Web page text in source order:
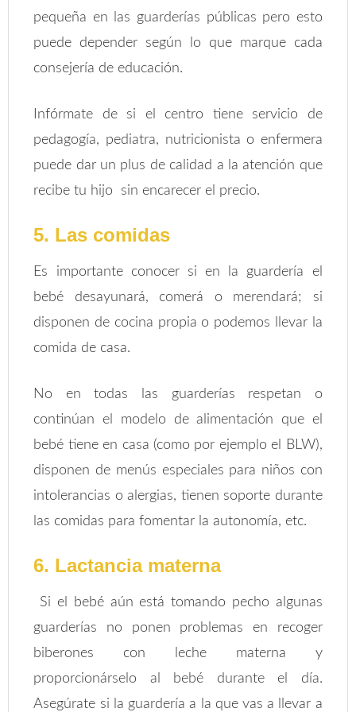
pequeña en las guarderías públicas pero esto
puede depender según lo que marque cada
consejería de educación.
Infórmate de si el centro tiene servicio de
pedagogía, pediatra, nutricionista o enfermera
puede dar un plus de calidad a la atención que
recibe tu hijo sin encarecer el precio.
5. Las comidas
Es importante conocer si en la guardería el
bebé desayunará, comerá o merendará; si
disponen de cocina propia o podemos llevar la
comida de casa.
No en todas las guarderías respetan o
continúan el modelo de alimentación que el
bebé tiene en casa (como por ejemplo el BLW),
disponen de menús especiales para niños con
intolerancias o alergias, tienen soporte durante
las comidas para fomentar la autonomía, etc.
6. Lactancia materna
Si el bebé aún está tomando pecho algunas
guarderías no ponen problemas en recoger
biberones con leche materna y
proporcionárselo al bebé durante el día.
Asegúrate si la guardería a la que vas a llevar a